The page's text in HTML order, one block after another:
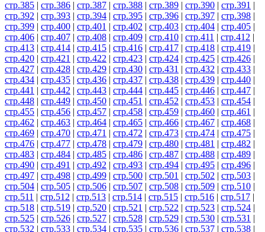
стр.385 | стр.386 | стр.387 | стр.388 | стр.389 | стр.390 | стр.391 |
стр.392 | стр.393 | стр.394 | стр.395 | стр.396 | стр.397 | стр.398 |
стр.399 | стр.400 | стр.401 | стр.402 | стр.403 | стр.404 | стр.405 |
стр.406 | стр.407 | стр.408 | стр.409 | стр.410 | стр.411 | стр.412 |
стр.413 | стр.414 | стр.415 | стр.416 | стр.417 | стр.418 | стр.419 |
стр.420 | стр.421 | стр.422 | стр.423 | стр.424 | стр.425 | стр.426 |
стр.427 | стр.428 | стр.429 | стр.430 | стр.431 | стр.432 | стр.433 |
стр.434 | стр.435 | стр.436 | стр.437 | стр.438 | стр.439 | стр.440 |
стр.441 | стр.442 | стр.443 | стр.444 | стр.445 | стр.446 | стр.447 |
стр.448 | стр.449 | стр.450 | стр.451 | стр.452 | стр.453 | стр.454 |
стр.455 | стр.456 | стр.457 | стр.458 | стр.459 | стр.460 | стр.461 |
стр.462 | стр.463 | стр.464 | стр.465 | стр.466 | стр.467 | стр.468 |
стр.469 | стр.470 | стр.471 | стр.472 | стр.473 | стр.474 | стр.475 |
стр.476 | стр.477 | стр.478 | стр.479 | стр.480 | стр.481 | стр.482 |
стр.483 | стр.484 | стр.485 | стр.486 | стр.487 | стр.488 | стр.489 |
стр.490 | стр.491 | стр.492 | стр.493 | стр.494 | стр.495 | стр.496 |
стр.497 | стр.498 | стр.499 | стр.500 | стр.501 | стр.502 | стр.503 |
стр.504 | стр.505 | стр.506 | стр.507 | стр.508 | стр.509 | стр.510 |
стр.511 | стр.512 | стр.513 | стр.514 | стр.515 | стр.516 | стр.517 |
стр.518 | стр.519 | стр.520 | стр.521 | стр.522 | стр.523 | стр.524 |
стр.525 | стр.526 | стр.527 | стр.528 | стр.529 | стр.530 | стр.531 |
стр.532 | стр.533 | стр.534 | стр.535 | стр.536 | стр.537 | стр.538 |